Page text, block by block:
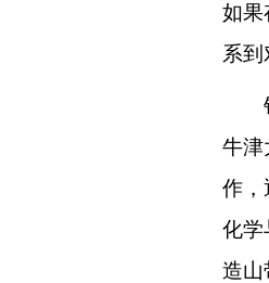
如果
系
牛津
作，
化学
造山